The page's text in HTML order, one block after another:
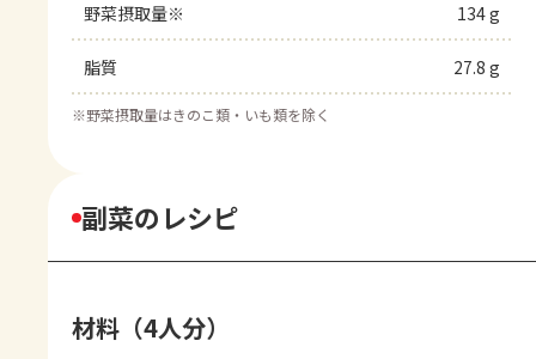
野菜摂取量※ 134 g
脂質 27.8 g
※野菜摂取量はきのこ類・いも類を除く
副菜のレシピ
材料（4人分）